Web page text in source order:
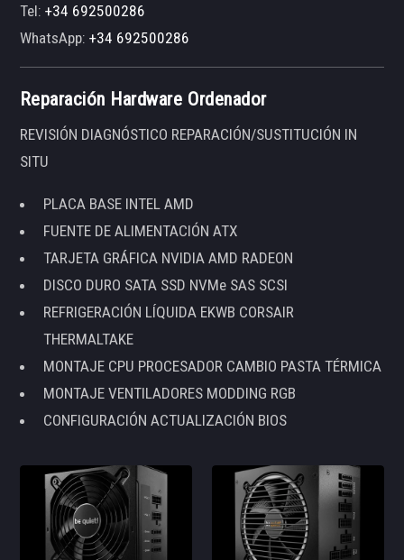
Tel:+34 692500286
WhatsApp:+34 692500286
Reparación Hardware Ordenador
REVISIÓN DIAGNÓSTICO REPARACIÓN/SUSTITUCIÓN IN
SITU
PLACA BASE INTEL AMD
FUENTE DE ALIMENTACIÓN ATX
TARJETA GRÁFICA NVIDIA AMD RADEON
DISCO DURO SATA SSD NVMe SAS SCSI
REFRIGERACIÓN LÍQUIDA EKWB CORSAIR
THERMALTAKE
MONTAJE CPU PROCESADOR CAMBIO PASTA TÉRMICA
MONTAJE VENTILADORES MODDING RGB
CONFIGURACIÓN ACTUALIZACIÓN BIOS